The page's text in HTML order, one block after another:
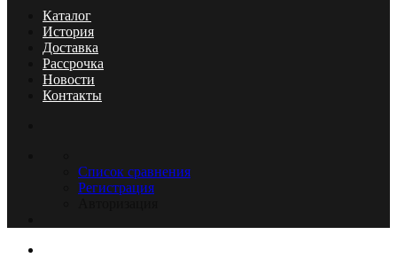
Каталог
История
Доставка
Рассрочка
Новости
Контакты
Список сравнения
Регистрация